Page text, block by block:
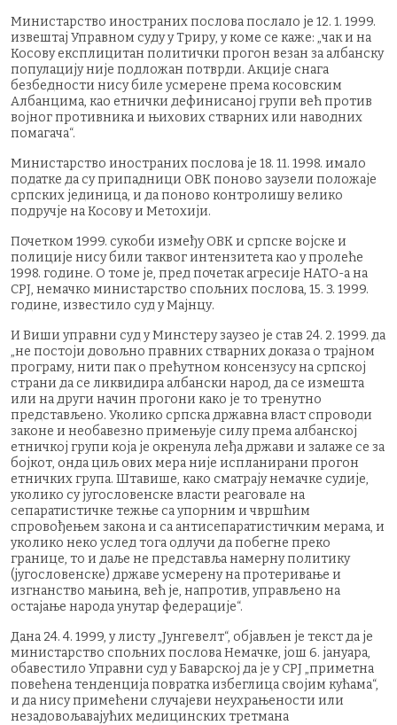
Министарство иностраних послова послало је 12. 1. 1999.
извештај Управном суду у Триру, у коме се каже: „чак и на
Косову експлицитан политички прогон везан за албанску
популацију није подложан потврди. Акције снага
безбедности нису биле усмерене према косовским
Албанцима, као етнички дефинисаној групи већ против
војног противника и њихових стварних или наводних
помагача“.
Министарство иностраних послова је 18. 11. 1998. имало
податке да су припадници ОВК поново заузели положаје
српских јединица, и да поново контролишу велико
подручје на Косову и Метохији.
Почетком 1999. сукоби између ОВК и српске војске и
полиције нису били таквог интензитета као у пролеће
1998. године. О томе је, пред почетак агресије НАТО-а на
СРЈ, немачко министарство спољних послова, 15. 3. 1999.
године, известило суд у Мајнцу.
И Виши управни суд у Минстеру заузео је став 24. 2. 1999. да
„не постоји довољно правних стварних доказа о трајном
програму, нити пак о прећутном консензусу на српској
страни да се ликвидира албански народ, да се измешта
или на други начин прогони како је то тренутно
представљено. Уколико српска државна власт спроводи
законе и необавезно примењује силу према албанској
етничкој групи која је окренула леђа држави и залаже се за
бојкот, онда циљ ових мера није испланирани прогон
етничких група. Штавише, како сматрају немачке судије,
уколико су југословенске власти реаговале на
сепаратистичке тежње са упорним и чвршћим
спровођењем закона и са антисепаратистичким мерама, и
уколико неко услед тога одлучи да побегне преко
границе, то и даље не представља намерну политику
(југословенске) државе усмерену на протеривање и
изгнанство мањина, већ је, напротив, управљено на
остајање народа унутар федерације“.
Дана 24. 4. 1999, у листу „Јунгевелт“, објављен је текст да је
министарство спољних послова Немачке, још 6. јануара,
обавестило Управни суд у Баварској да је у СРЈ „приметна
повећена тенденција повратка избеглица својим кућама“,
и да нису примећени случајеви неухрањености или
незадовољавајућих медицинских третмана